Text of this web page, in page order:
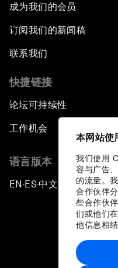
本网站使
我们使用
容与广告
的流量。
合作伙伴
些合作伙
们或他们
他信息相结
成为我们的会员
订阅我们的新闻稿
联系我们
快捷链接
论坛可持续性
工作机会
语言版本
EN ▪ ES▪中文▪ 日本語